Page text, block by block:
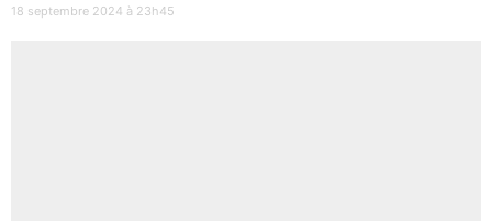
18 septembre 2024 à 23h45